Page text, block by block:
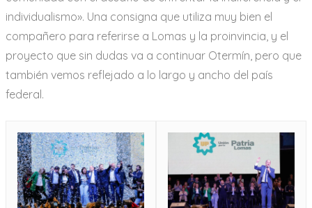
individualismo». Una consigna que utiliza muy bien el
compañero para referirse a Lomas y la proinvincia, y el
proyecto que sin dudas va a continuar Otermín, pero que
también vemos reflejado a lo largo y ancho del país
federal.